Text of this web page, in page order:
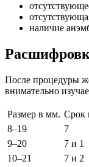
наличие
После процедуры
внимательно
Размер в мм. Срок
8–19
7
9–20
7 и 1
10–21
7 и 2